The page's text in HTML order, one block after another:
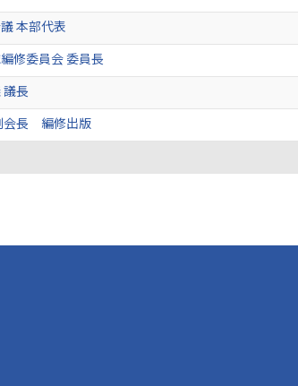
本部代表
修委員会 委員長
長
会長 編修出版